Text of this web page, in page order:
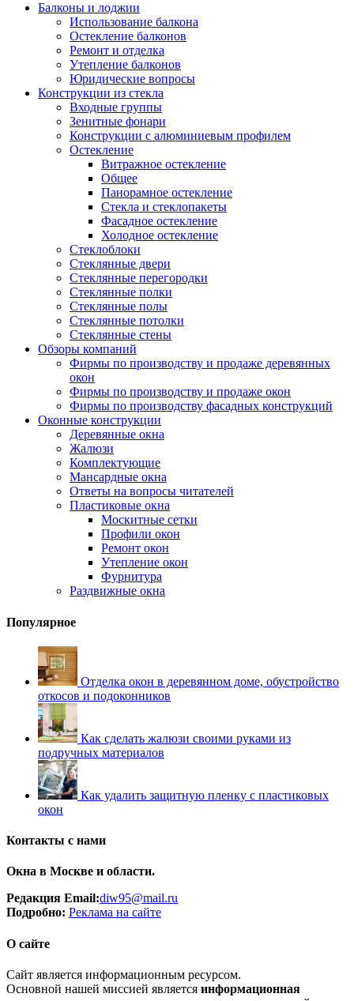
Балконы и лоджии
Использование балкона
Остекление балконов
Ремонт и отделка
Утепление балконов
Юридические вопросы
Конструкции из стекла
Входные группы
Зенитные фонари
Конструкции с алюминиевым профилем
Остекление
Витражное остекление
Общее
Панорамное остекление
Стекла и стеклопакеты
Фасадное остекление
Холодное остекление
Стеклоблоки
Стеклянные двери
Стеклянные перегородки
Стеклянные полки
Стеклянные полы
Стеклянные потолки
Стеклянные стены
Обзоры компаний
Фирмы по производству и продаже деревянных
окон
Фирмы по производству и продаже окон
Фирмы по производству фасадных конструкций
Оконные конструкции
Деревянные окна
Жалюзи
Комплектующие
Мансардные окна
Ответы на вопросы читателей
Пластиковые окна
Москитные сетки
Профили окон
Ремонт окон
Утепление окон
Фурнитура
Раздвижные окна
Популярное
Отделка окон в деревянном доме, обустройство
откосов и подоконников
Как сделать жалюзи своими руками из
подручных материалов
Как удалить защитную пленку с пластиковых
окон
Контакты с нами
Окна в Москве и области.
Редакция Email:diw95@mail.ru
Подробно: Реклама на сайте
О сайте
Сайт является информационным ресурсом.
Основной нашей миссией является информационная